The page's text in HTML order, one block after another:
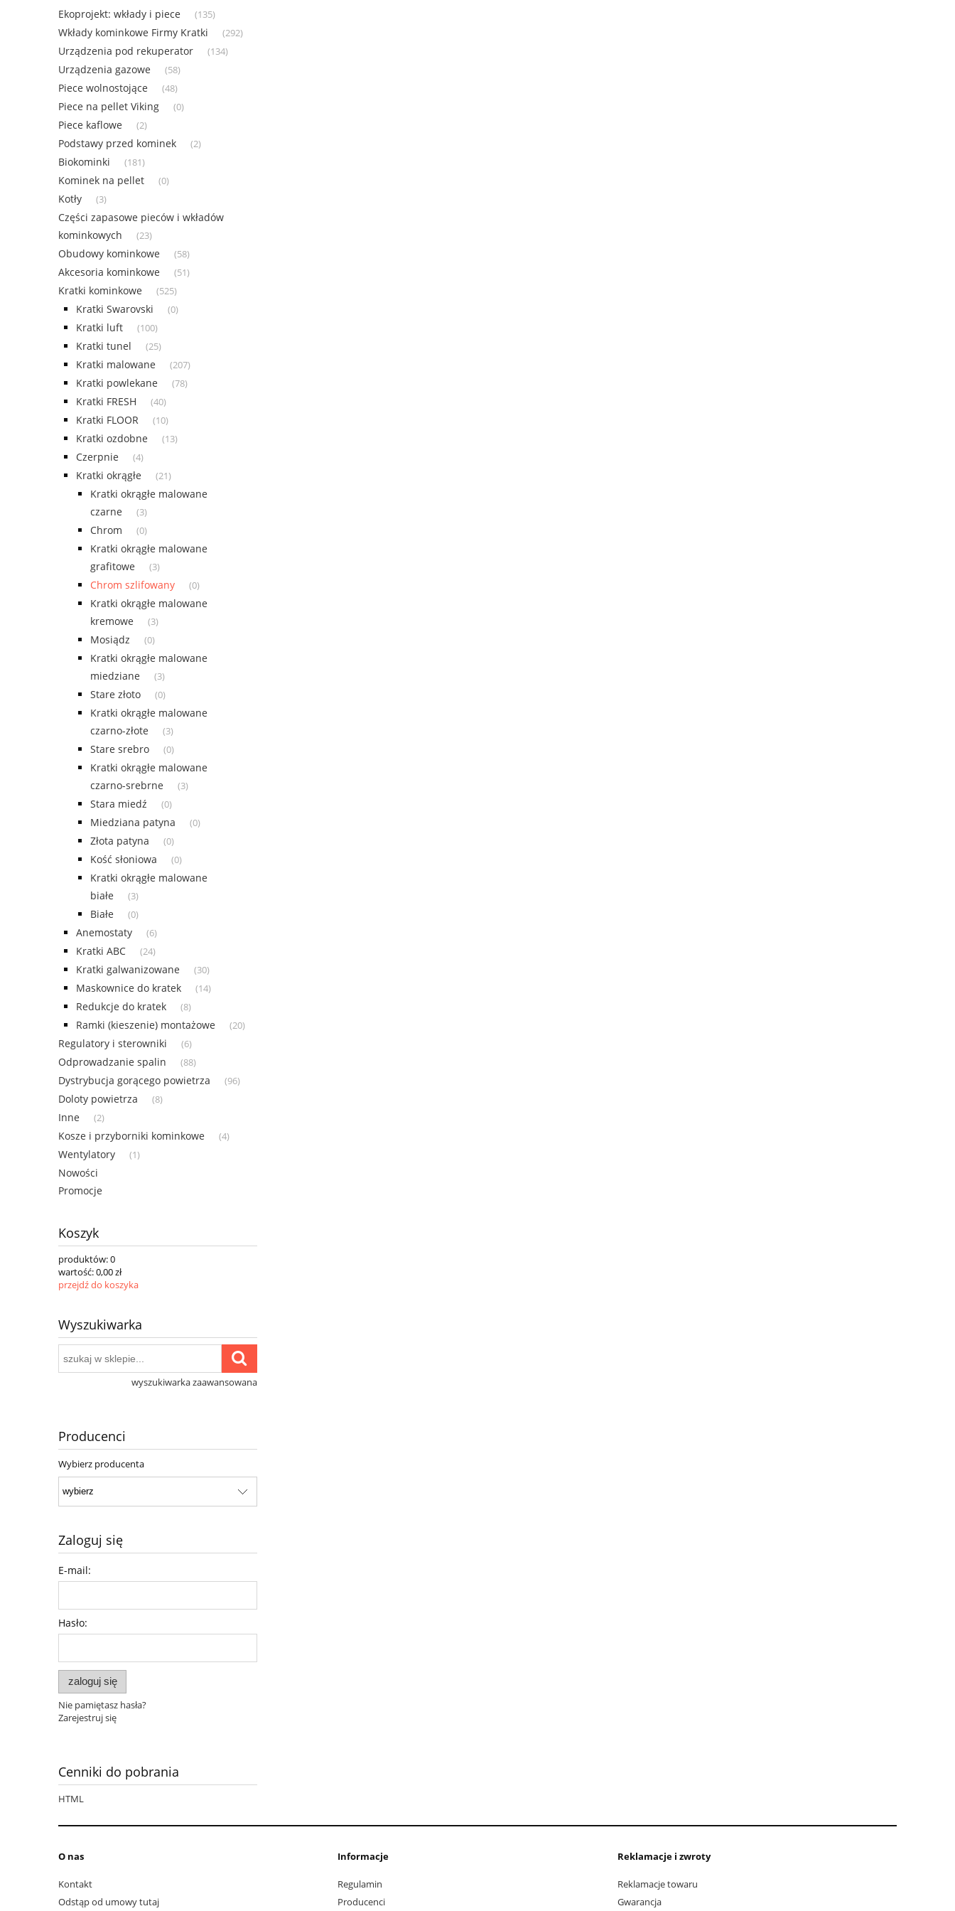
Ekoprojekt: wkłady i piece (135)
Wkłady kominkowe Firmy Kratki (292)
Urządzenia pod rekuperator (134)
Urządzenia gazowe (58)
Piece wolnostojące (48)
Piece na pellet Viking (0)
Piece kaflowe (2)
Podstawy przed kominek (2)
Biokominki (181)
Kominek na pellet (0)
Kotły (3)
Części zapasowe pieców i wkładów
kominkowych
(23)
Obudowy kominkowe (58)
Akcesoria kominkowe (51)
Kratki kominkowe (525)
Kratki Swarovski (0)
Kratki luft (100)
Kratki tunel (25)
Kratki malowane (207)
Kratki powlekane (78)
Kratki FRESH (40)
Kratki FLOOR (10)
Kratki ozdobne (13)
Czerpnie (4)
Kratki okrągłe (21)
Kratki okrągłe malowane
czarne
(3)
Chrom (0)
Kratki okrągłe malowane
grafitowe
(3)
Chrom szlifowany (0)
Kratki okrągłe malowane
kremowe
(3)
Mosiądz (0)
Kratki okrągłe malowane
miedziane
(3)
Stare złoto (0)
Kratki okrągłe malowane
czarno-złote
(3)
Stare srebro (0)
Kratki okrągłe malowane
czarno-srebrne
(3)
Stara miedź (0)
Miedziana patyna (0)
Złota patyna (0)
Kość słoniowa (0)
Kratki okrągłe malowane
białe
(3)
Białe (0)
Anemostaty (6)
Kratki ABC (24)
Kratki galwanizowane (30)
Maskownice do kratek (14)
Redukcje do kratek (8)
Ramki (kieszenie) montażowe (20)
Regulatory i sterowniki (6)
Odprowadzanie spalin (88)
Dystrybucja gorącego powietrza (96)
Doloty powietrza (8)
Inne (2)
Kosze i przyborniki kominkowe (4)
Wentylatory (1)
Nowości
Promocje
Koszyk
produktów:0
wartość:0,00 zł
przejdź do koszyka
Wyszukiwarka
wyszukiwarka zaawansowana
Producenci
Wybierz producenta
Zaloguj się
E-mail:
Hasło:
zaloguj się
Nie pamiętasz hasła?
Zarejestruj się
Cenniki do pobrania
HTML
O nas
Kontakt
Odstąp od umowy tutaj
Informacje
Regulamin
Producenci
Reklamacje i zwroty
Reklamacje towaru
Gwarancja